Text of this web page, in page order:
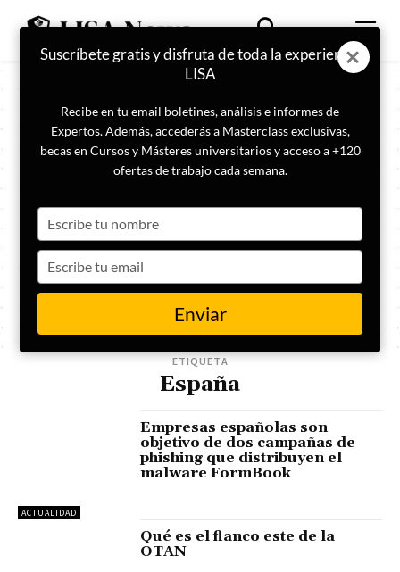
ETIQUETA
España
ACTUALIDAD
Empresas españolas son
objetivo de dos campañas de
phishing que distribuyen el
malware FormBook
Qué es el flanco este de la
OTAN
Suscríbete gratis y disfruta de toda la experiencia
LISA
Recibe en tu email boletines, análisis e informes de
Expertos. Además, accederás a Masterclass exclusivas,
becas en Cursos y Másteres universitarios y acceso a +120
ofertas de trabajo cada semana.
your
name
your
email
Enviar